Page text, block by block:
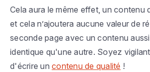
Cela aura le même effet, un contenu
et cela n’ajoutera aucune valeur de
seconde page avec un contenu
identique qu'une autre. Soyez
d'écrire un contenu de qualité !